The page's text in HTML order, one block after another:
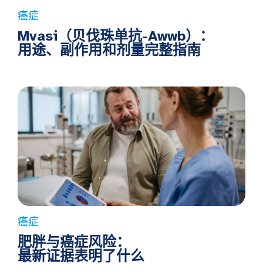
癌症
Mvasi（贝伐珠单抗-Awwb）：
用途、副作用和剂量完整指南
癌症
肥胖与癌症风险：
最新证据表明了什么